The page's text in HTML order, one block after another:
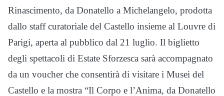
Rinascimento, da Donatello a Michelangelo, prodotta
dallo staff curatoriale del Castello insieme al Louvre di
Parigi, aperta al pubblico dal 21 luglio. Il biglietto
degli spettacoli di Estate Sforzesca sarà accompagnato
da un voucher che consentirà di visitare i Musei del
Castello e la mostra “Il Corpo e l’Anima, da Donatello